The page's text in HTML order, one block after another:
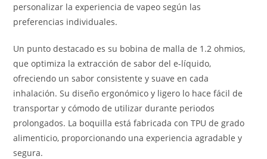
personalizar la experiencia de vapeo según las
preferencias individuales.
Un punto destacado es su bobina de malla de 1.2 ohmios,
que optimiza la extracción de sabor del e-líquido,
ofreciendo un sabor consistente y suave en cada
inhalación. Su diseño ergonómico y ligero lo hace fácil de
transportar y cómodo de utilizar durante periodos
prolongados. La boquilla está fabricada con TPU de grado
alimenticio, proporcionando una experiencia agradable y
segura.